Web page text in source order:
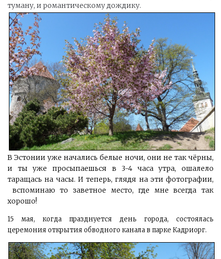
туману, и романтическому дождику.
В Эстонии уже начались белые ночи, они не так чёрны,
и ты уже просыпаешься в 3-4 часа утра, ошалело
таращась на часы. И теперь, глядя на эти фотографии,
вспоминаю то заветное место, где мне всегда так
хорошо!
15 мая, когда празднуется день города, состоялась
церемония открытия обводного канала в парке Кадриорг.